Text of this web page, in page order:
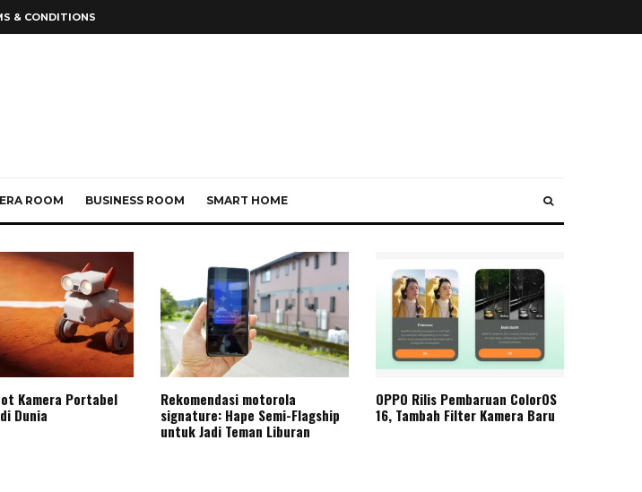
& CONDITIONS
ROOM BUSINESS ROOM SMART HOME
Kamera Portabel
Dunia
Rekomendasi motorola
signature: Hape Semi-Flagship
untuk Jadi Teman Liburan
OPPO Rilis Pembaruan ColorOS
16, Tambah Filter Kamera Baru